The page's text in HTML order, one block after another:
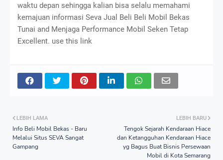
waktu depan sehingga kalian bisa selalu memahami
kemajuan informasi Seva Jual Beli Beli Mobil Bekas
Tunai and Menjaga Performance Mobil Seken Tetap
Excellent. use this link
LEBIH BARU
Tengok Sejarah Kendaraan Hiace
dan Ketangguhan Kendaraan Hiace
yg Bagus Buat Bisnis Persewaan
Mobil di Kota Semarang
LEBIH LAMA
Info Beli Mobil Bekas - Baru
Melalui Situs SEVA Sangat
Gampang